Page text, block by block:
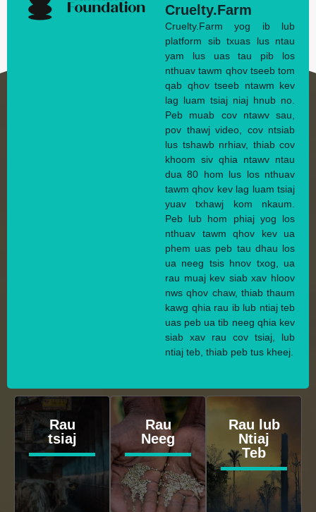
Cruelty.Farm
Cruelty.Farm yog ib lub
platform sib txuas lus ntau
yam lus uas tau pib los
nthuav tawm qhov tseeb tom
qab qhov tseeb ntawm kev
lag luam tsiaj niaj hnub no.
Peb muab cov ntawv sau,
pov thawj video, cov ntsiab
lus tshawb nrhiav, thiab cov
khoom siv qhia ntawv ntau
dua 80 hom lus los nthuav
tawm qhov kev lag luam tsiaj
yuav txhawj kom nkaum.
Peb lub hom phiaj yog los
nthuav tawm qhov kev ua
phem uas peb tau dhau los
ua neeg tsis hnov txog, ua
rau muaj kev siab xav hloov
nws qhov chaw, thiab thaum
kawg qhia rau ib lub ntiaj teb
uas peb ua tib neeg qhia kev
siab xav rau cov tsiaj, lub
ntiaj teb, thiab peb tus kheej.
Rau
tsiaj
Rau
Neeg
Rau lub
Ntiaj
Teb